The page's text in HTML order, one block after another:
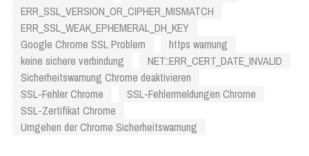
ERR_SSL_VERSION_OR_CIPHER_MISMATCH
ERR_SSL_WEAK_EPHEMERAL_DH_KEY
Google Chrome SSL Problem
https warnung
keine sichere verbindung
NET::ERR_CERT_DATE_INVALID
Sicherheitswarnung Chrome deaktivieren
SSL-Fehler Chrome
SSL-Fehlermeldungen Chrome
SSL-Zertifikat Chrome
Umgehen der Chrome Sicherheitswarnung